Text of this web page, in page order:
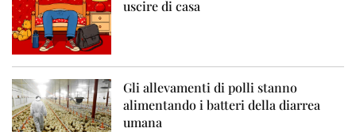
uscire di casa
Gli allevamenti di polli stanno
alimentando i batteri della diarrea
umana